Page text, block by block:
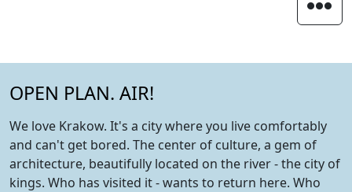
OPEN PLAN. AIR!
We love Krakow. It's a city where you live comfortably
and can't get bored. The center of culture, a gem of
architecture, beautifully located on the river - the city of
kings. Who has visited it - wants to return here. Who